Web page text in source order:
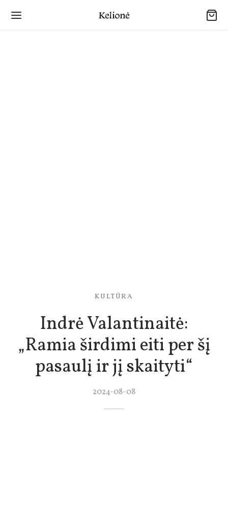
KULTŪRA
Indrė Valantinaitė:
„Ramia širdimi eiti per šį
pasaulį ir jį skaityti“
2024-08-08